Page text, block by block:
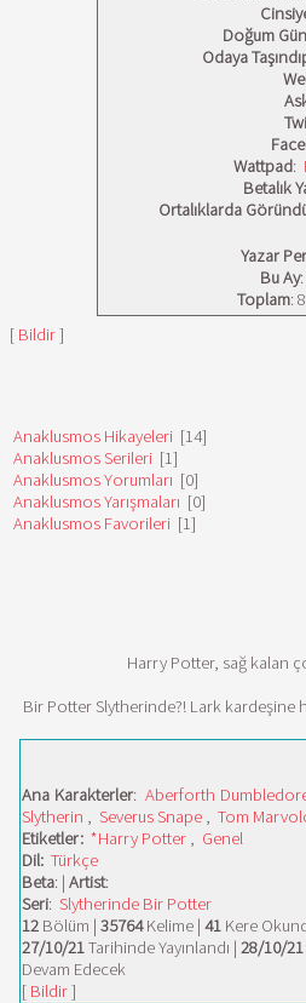
Doğum
Odaya
Wattpad:
Betalık
Ortalıklarda
Yazar
Bu Ay
Toplam:
[ Bildir]
Anaklusmos Hikayeleri [14]
Anaklusmos Serileri [1]
Anaklusmos Yorumları [0]
Anaklusmos Yarışmaları [0]
Anaklusmos Favorileri [1]
Harry Potter, sağ kalan
Bir Potter Slytherinde?! Lark kardeşine
Ana Karakterler: Aberforth
Slytherin , Severus Snape , Tom
Etiketler: *Harry Potter , Genel
Dil: Türkçe
Beta: | Artist:
Seri: Slytherinde Bir Potter
12 Bölüm | 35764Kelime | 41 Kere
27/10/21Tarihinde Yayınlandı | 28/10/21
Devam Edecek
[ Bildir]